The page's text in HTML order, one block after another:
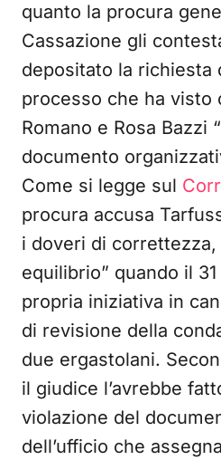
quanto la procura
Cassazione gli
depositato la richiesta
processo che ha visto
Romano e Rosa Bazzi
documento
Come si legge sul
procura accusa
i doveri di
equilibrio” quando il
propria iniziativa in
di revisione della
due ergastolani.
il giudice l’avrebbe
violazione del
dell’ufficio che